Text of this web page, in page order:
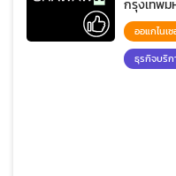
กรุงเทพม
ออแกไนเ
ธุรกิจบริก